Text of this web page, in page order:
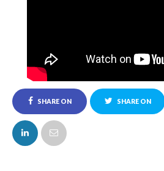
SHARE ON
FACEBOOK
SHARE ON